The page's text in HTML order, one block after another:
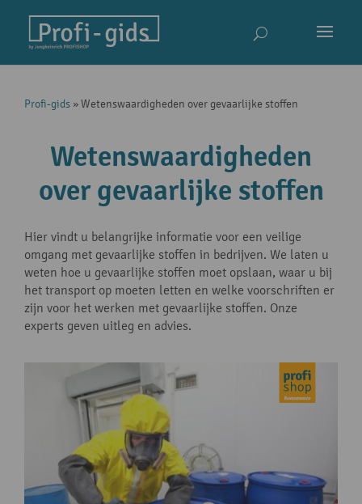
Profi-gids »Wetenswaardigheden over gevaarlijke stoffen
Wetenswaardigheden
over gevaarlijke stoffen
Hier vindt u belangrijke informatie voor een veilige
omgang met gevaarlijke stoffen in bedrijven. We laten u
weten hoe u gevaarlijke stoffen moet opslaan, waar u bij
het transport op moeten letten en welke voorschriften er
zijn voor het werken met gevaarlijke stoffen. Onze
experts geven uitleg en advies.